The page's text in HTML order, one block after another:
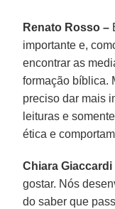
Renato Rosso –
importante e,
encontrar as
formação bíblica.
preciso dar mais
leituras e
ética e
Chiara Giaccardi
gostar. Nós
do saber que